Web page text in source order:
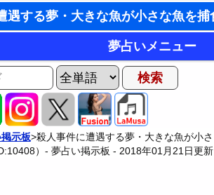
東洋・西洋占星術
ホラリー占星術
手相占いで未来診
タロットカードで無
命名の姓名判断
夢占いメニュー
ット
ルール
示板>殺人事件に遭遇する夢・大きな魚が小さ
）- 夢占い掲示板 - 2018年01月21日更新